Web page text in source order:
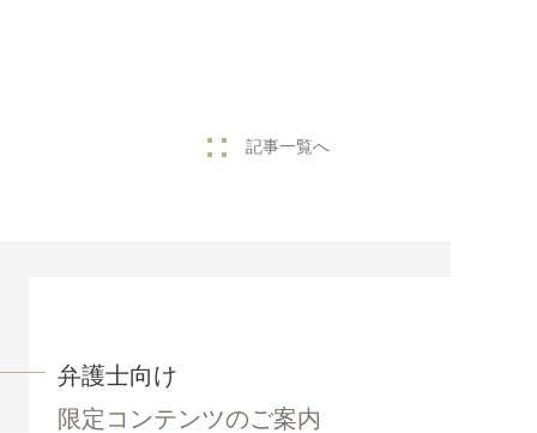
記事一覧へ
弁護士向け
限定コンテンツのご案内